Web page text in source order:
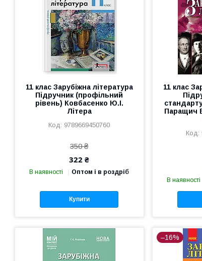
11 клас Зарубіжна література
Підручник (профільний
рівень) Ковбасенко Ю.І.
Літера
9789669450760
350 ₴
322 ₴
В наявності Оптом і в роздріб
Купити
11 клас
Паращич
В наявності
–16%